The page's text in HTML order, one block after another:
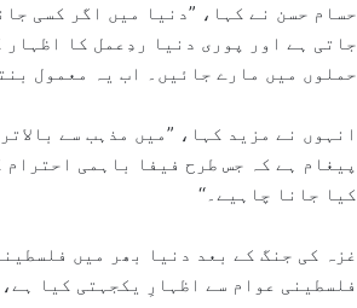
حسام حسن نے کہا، ”دنیا میں اگر کسی
جاتی ہے اور پوری دنیا ردِعمل کا
حملوں میں مارے جائیں۔ اب یہ معمول
انہوں نے مزید کہا، ”میں مذہب سے
پیغام ہے کہ جس طرح فیفا باہمی
کیا جانا چاہیے۔‘‘
غزہ کی جنگ کے بعد دنیا بھر میں
فلسطینی عوام سے اظہارِ یکجہتی کیا